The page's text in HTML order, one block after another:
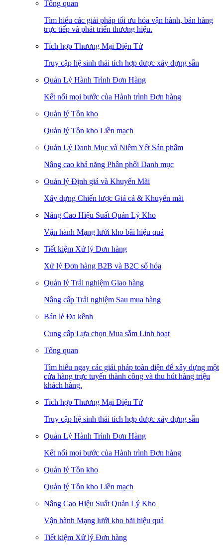
Tổng quan
Tìm hiểu các giải pháp tối ưu hóa vận hành, bán hàng
trực tiếp và phát triển thương hiệu.
Tích hợp Thương Mại Điện Tử
Truy cập hệ sinh thái tích hợp được xây dựng sẵn
Quản Lý Hành Trình Đơn Hàng
Kết nối mọi bước của Hành trình Đơn hàng
Quản lý Tồn kho
Quản lý Tồn kho Liền mạch
Quản Lý Danh Mục và Niêm Yết Sản phẩm
Nâng cao khả năng Phân phối Danh mục
Quản lý Định giá và Khuyến Mãi
Xây dựng Chiến lược Giá cả & Khuyến mãi
Nâng Cao Hiệu Suất Quản Lý Kho
Vận hành Mạng lưới kho bãi hiệu quả
Tiết kiệm Xử lý Đơn hàng
Xử lý Đơn hàng B2B và B2C số hóa
Quản lý Trải nghiệm Giao hàng
Nâng cấp Trải nghiệm Sau mua hàng
Bán lẻ Đa kênh
Cung cấp Lựa chọn Mua sắm Linh hoạt
Tổng quan
Tìm hiểu ngay các giải pháp toàn diện để xây dựng một
cửa hàng trực tuyến thành công và thu hút hàng triệu
khách hàng.
Tích hợp Thương Mại Điện Tử
Truy cập hệ sinh thái tích hợp được xây dựng sẵn
Quản Lý Hành Trình Đơn Hàng
Kết nối mọi bước của Hành trình Đơn hàng
Quản lý Tồn kho
Quản lý Tồn kho Liền mạch
Nâng Cao Hiệu Suất Quản Lý Kho
Vận hành Mạng lưới kho bãi hiệu quả
Tiết kiệm Xử lý Đơn hàng